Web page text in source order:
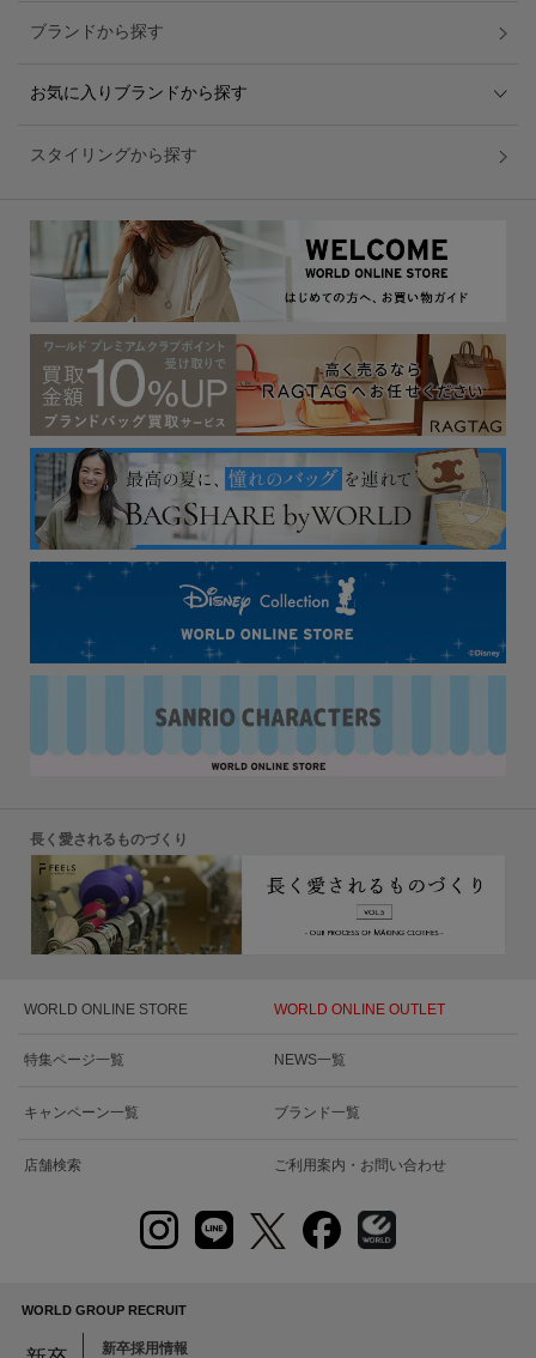
ブランドから探す
お気に入りブランドから探す
スタイリングから探す
長く愛されるものづくり
WORLD ONLINE STORE WORLD ONLINE OUTLET
特集ページ一覧 NEWS一覧
キャンペーン一覧 ブランド一覧
店舗検索 ご利用案内・お問い合わせ
WORLD GROUP RECRUIT
新卒採用情報